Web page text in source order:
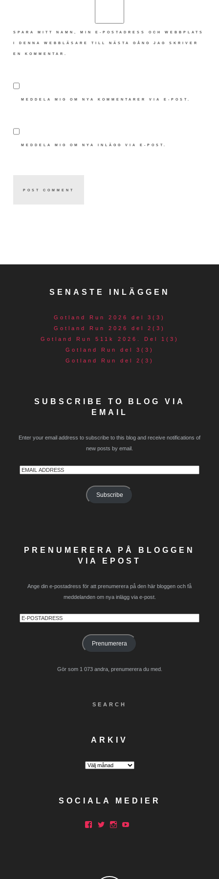
SPARA MITT NAMN, MIN E-POSTADRESS OCH WEBBPLATS
I DENNA WEBBLÄSARE TILL NÄSTA GÅNG JAG SKRIVER
EN KOMMENTAR.
MEDDELA MIG OM NYA KOMMENTARER VIA E-POST.
MEDDELA MIG OM NYA INLÄGG VIA E-POST.
SENASTE INLÄGGEN
Gotland Run 2026 del 3(3)
Gotland Run 2026 del 2(3)
Gotland Run 511k 2026. Del 1(3)
Gotland Run del 3(3)
Gotland Run del 2(3)
SUBSCRIBE TO BLOG VIA
EMAIL
Enter your email address to subscribe to this blog and receive notifications of
new posts by email.
Email
Subscribe
PRENUMERERA PÅ BLOGGEN
VIA EPOST
Ange din e-postadress för att prenumerera på den här bloggen och få
meddelanden om nya inlägg via e-post.
E-
Prenumerera
Gör som 1 073 andra, prenumerera du med.
SEARCH
ARKIV
Arkiv
SOCIALA MEDIER
Facebook
Twitter
Instagram